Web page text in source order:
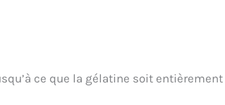
ce que la gélatine soit entièrement